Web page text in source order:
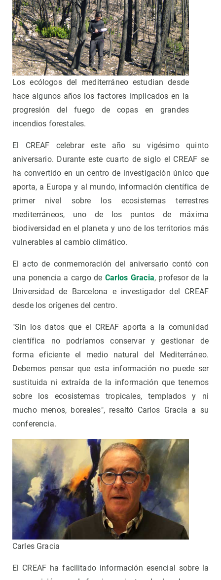
Los ecólogos del mediterráneo estudian desde
hace algunos años los factores implicados en la
progresión del fuego de copas en grandes
incendios forestales.
El CREAF celebrar este año su vigésimo quinto
aniversario. Durante este cuarto de siglo el CREAF se
ha convertido en un centro de investigación único que
aporta, a Europa y al mundo, información científica de
primer nivel sobre los ecosistemas terrestres
mediterráneos, uno de los puntos de máxima
biodiversidad en el planeta y uno de los territorios más
vulnerables al cambio climático.
El acto de conmemoración del aniversario contó con
una ponencia a cargo de Carlos Gracia, profesor de la
Universidad de Barcelona e investigador del CREAF
desde los orígenes del centro.
"Sin los datos que el CREAF aporta a la comunidad
científica no podríamos conservar y gestionar de
forma eficiente el medio natural del Mediterráneo.
Debemos pensar que esta información no puede ser
sustituida ni extraída de la información que tenemos
sobre los ecosistemas tropicales, templados y ni
mucho menos, boreales", resaltó Carlos Gracia a su
conferencia.
Carles Gracia
El CREAF ha facilitado información esencial sobre la